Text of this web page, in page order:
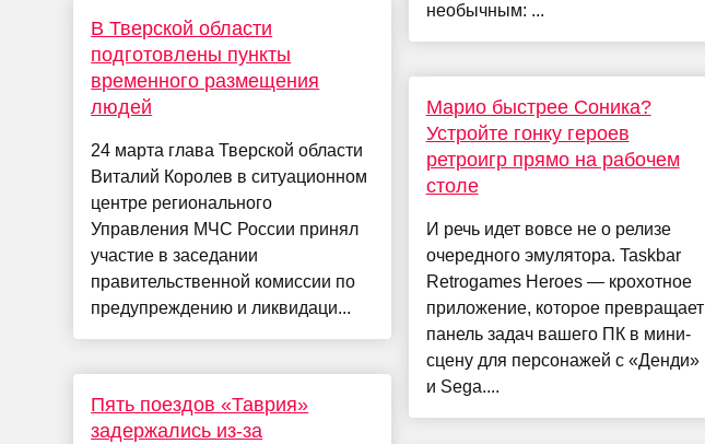
В Тверской области
подготовлены пункты
временного размещения
людей
24 марта глава Тверской области
Виталий Королев в ситуационном
центре регионального
Управления МЧС России принял
участие в заседании
правительственной комиссии по
предупреждению и ликвидаци...
Пять поездов «Таврия»
задержались из-за
необычным: ...
Марио быстрее Соника?
Устройте гонку героев
ретроигр прямо на рабочем
столе
И речь идет вовсе не о релизе
очередного эмулятора. Taskbar
Retrogames Heroes — крохотное
приложение, которое превращает
панель задач вашего ПК в мини-
сцену для персонажей с «Денди»
и Sega....